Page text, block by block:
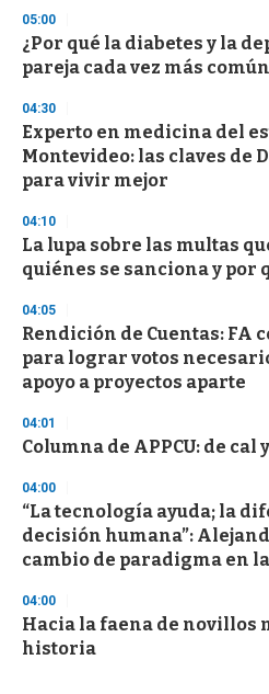
3
s
e
c
n
d
s
05:00
¿Por qué la diabetes y la
pareja cada vez más
04:30
Experto en medicina del
Montevideo: las claves de
para vivir mejor
04:10
La lupa sobre las multas
quiénes se sanciona y por
04:05
Rendición de Cuentas: FA
para lograr votos
apoyo a proyectos aparte
04:01
Columna de APPCU: de cal
04:00
“La tecnología ayuda; la
decisión humana”:
cambio de paradigma en
04:00
Hacia la faena de novillos
historia